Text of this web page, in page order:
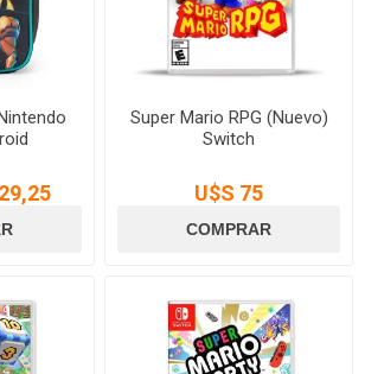
Super Mario RPG (Nuevo)
Switch
U$S 75